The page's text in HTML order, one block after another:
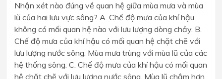
Nhận xét nào đúng về quan hệ giữa mùa mưa và mùa
lũ của hai lưu vực sông? A. Chế độ mưa của khí hậu
không có mối quan hệ nào với lưu lượng dòng chảy. B.
Chế độ mưa của khí hậu có mối quan hệ chặt chẽ với
lưu lượng nước sông. Mùa mưa trùng với mùa lũ của các
hệ thống sông. C. Chế độ mưa của khí hậu có mối quan
hệ chặt chẽ với lưu lượng nước sông. Mùa lũ chậm hơn